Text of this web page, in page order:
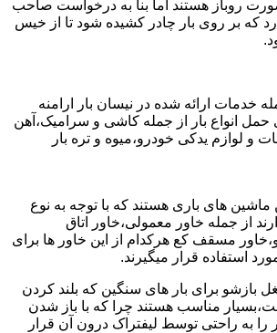
روباز هستند اما بنا به درخواست صاحب
که بر روی بار چادر کشیده شود تا از خیس
خدمات ارائه شده در نیسان بار ارامنه
حمل انواع بار از جمله کاشی و سرامیک،آهن
و لوازم یدکی خودرو،میوه و تره بار
ماشین های باری هستند که با توجه به نوع
از جمله خاور معمولی،خاور اتاق
مسقف کع هرکدام از این خاور ها برای
استفاده قرار میگیرند.
بازشو برای بار های سنگین که بلند کردن
مناسب هستند چرا که با باز شدن
را به راحتی توسط لیفتراک درون آن قرار